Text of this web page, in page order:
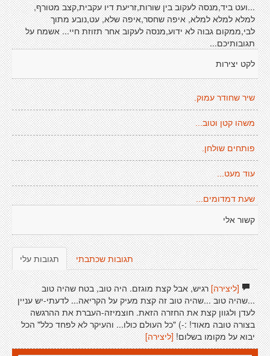
...ועט ביד,מנסה לעקוב בין שורות,זריעת דיו עקבית,קצב מטורף,
למלא למלא למלא, איפה שחסר,איפה שלא, עט,נובע מתוך
לבי,ממקום גבוה לא ידוע,מנסה לעקוב אחר תזוזת חיי... אשמח על
תגובותיכם...
לקט יצירות
שיר שחודר עמוק.
משהו קטן וטוב...
פותחים שולחן.
עוד מעט...
שעת דמדומים...
קשור אלי
תגובות עלי תגובות שכתבתי
[ליצירה]רגיש, אבל קצת מוגזם. היה טוב, בטח שהיה טוב
...שהיה טוב ...שהיה טוב זה קצת מעיק על הקריאה... לדעתי-יש עניין
לעדן ולגוון קצת את החזרה הזאת. חוצמיזה-העברת את ההרגשה
בצורה טובה מאוד! :-) "כל העולם כולו... והעיקר לא לפחד כלל" הכל
יבוא על מקומו בשלום! [ליצירה]